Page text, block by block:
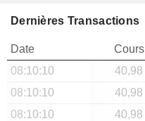
Dernières Transactions
Date Cours
08:10:10
40,98
08:10:10
40,98
08:10:10
40,98